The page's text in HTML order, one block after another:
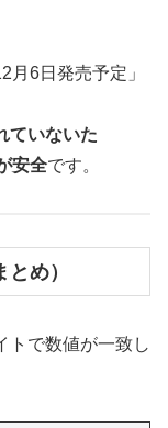
6日発売予定」
ていないた
安全です。
め）
トで数値が一致し